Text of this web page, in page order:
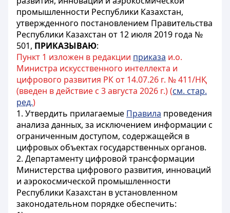
промышленности Республики Казахстан,
утвержденного постановлением Правительства
Республики Казахстан от 12 июля 2019 года №
501, ПРИКАЗЫВАЮ:
Пункт 1 изложен в редакции приказа и.о.
Министра искусственного интеллекта и
цифрового развития РК от 14.07.26 г. № 411/НҚ
(введен в действие с 3 августа 2026 г.) (см. стар.
ред.)
1. Утвердить прилагаемые Правила проведения
анализа данных, за исключением информации с
ограниченным доступом, содержащейся в
цифровых объектах государственных органов.
2. Департаменту цифровой трансформации
Министерства цифрового развития, инноваций
и аэрокосмической промышленности
Республики Казахстан в установленном
законодательном порядке обеспечить: